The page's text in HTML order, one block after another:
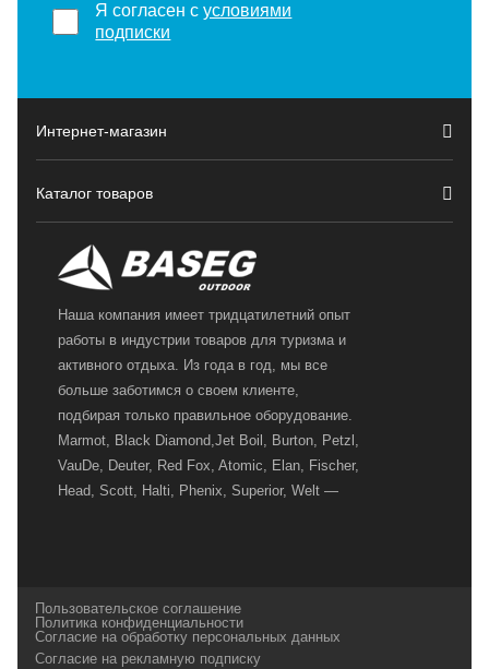
Я согласен сусловиями
подписки
Интернет-магазин
Каталог товаров
Наша компания имеет тридцатилетний опыт
работы в индустрии товаров для туризма и
активного отдыха. Из года в год, мы все
больше заботимся о своем клиенте,
подбирая только правильное оборудование.
Marmot, Black Diamond,Jet Boil, Burton, Petzl,
VauDe, Deuter, Red Fox, Atomic, Elan, Fischer,
Head, Scott, Halti, Phenix, Superior, Welt —
и взыскательных путешественников,
спортсменов и отдыхающих.
Пользовательское соглашение
Политика конфиденциальности
Согласие на обработку персональных данных
Согласие на рекламную подписку